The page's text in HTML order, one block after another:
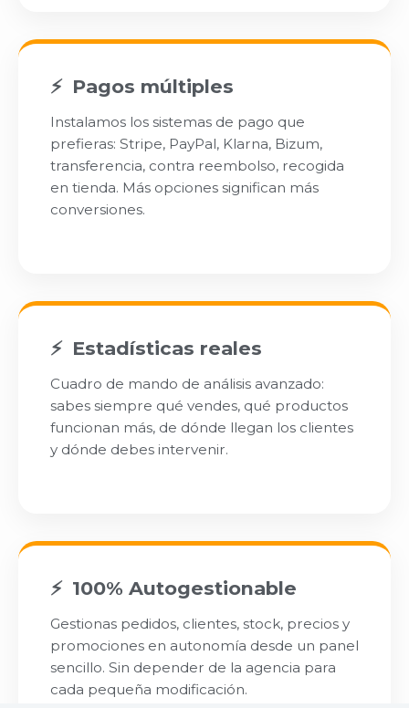
Pagos múltiples
Instalamos los sistemas de pago que
prefieras: Stripe, PayPal, Klarna, Bizum,
transferencia, contra reembolso, recogida
en tienda. Más opciones significan más
conversiones.
Estadísticas reales
Cuadro de mando de análisis avanzado:
sabes siempre qué vendes, qué productos
funcionan más, de dónde llegan los clientes
y dónde debes intervenir.
100% Autogestionable
Gestionas pedidos, clientes, stock, precios y
promociones en autonomía desde un panel
sencillo. Sin depender de la agencia para
cada pequeña modificación.